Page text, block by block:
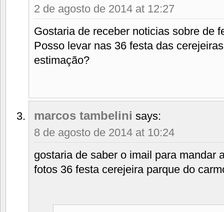
2 de agosto de 2014 at 12:27
Gostaria de receber noticias sobre de
Posso levar nas 36 festa das
estimação?
marcos tambelini says:
8 de agosto de 2014 at 10:24
gostaria de saber o imail para mandar
fotos 36 festa cerejeira parque do